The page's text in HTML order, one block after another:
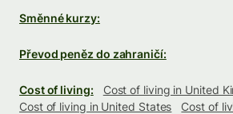
Směnné kurzy:
Převod peněz do zahraničí:
Cost of living:
Cost of living in United
Cost of living in United States
Cost of